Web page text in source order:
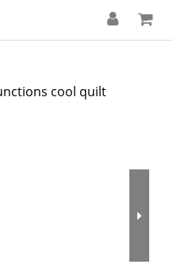
cool quilt